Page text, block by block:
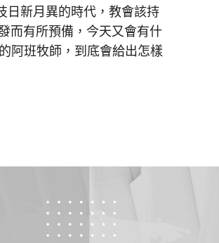
日新月異的時代，教會該持
而有所預備，今天又會有什
阿班牧師，到底會給出怎樣